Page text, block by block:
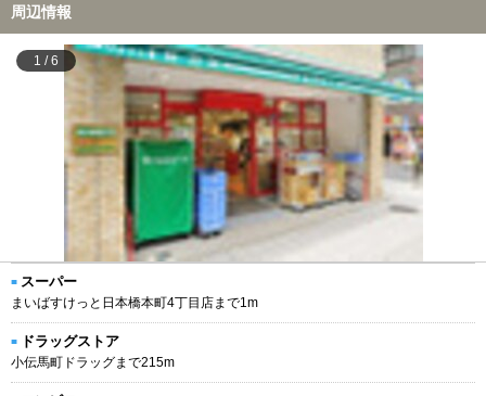
周辺情報
1 /6
スーパー
まいばすけっと日本橋本町4丁目店まで1m
ドラッグストア
小伝馬町ドラッグまで215m